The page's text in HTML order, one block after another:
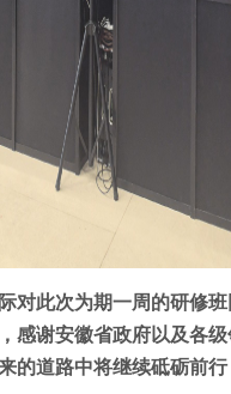
对此次为期一周的研修
感谢安徽省政府以及各
的道路中将继续砥砺前行